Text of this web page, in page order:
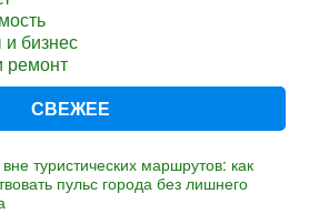
бизнес
ремонт
СВЕЖЕЕ
туристических маршрутов: как
пульс города без лишнего